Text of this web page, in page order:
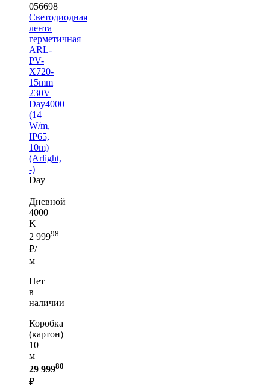
056698
Светодиодная
лента
герметичная
ARL-
PV-
X720-
15mm
230V
Day4000
(14
W/m,
IP65,
10m)
(Arlight,
-)
Day
|
Дневной
4000
K
2 99998
₽/
м
Нет
в
наличии
Коробка
(картон)
10
м —
29 99980
₽